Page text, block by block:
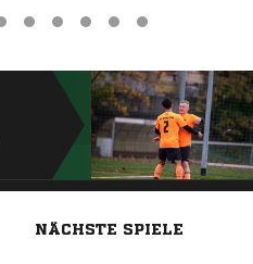
NÄCHSTE SPIELE